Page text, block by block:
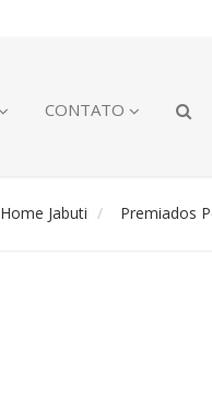
CONTATO
Home Jabuti Premiados